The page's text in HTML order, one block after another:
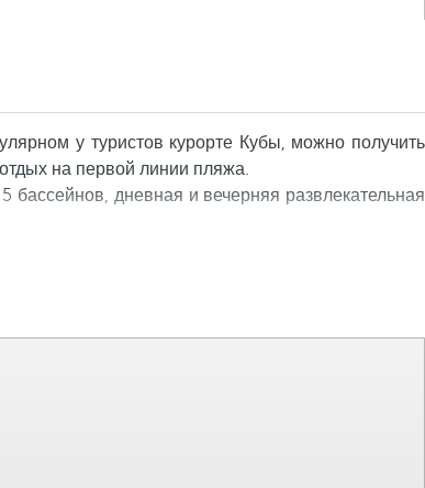
у туристов курорте Кубы, можно получить
на первой линии пляжа.
дневная и вечерняя развлекательная